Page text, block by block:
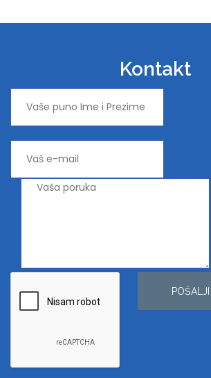
Kontakt
POŠALJI